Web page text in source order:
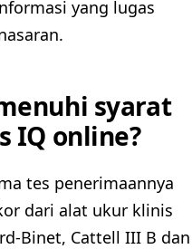
yang lugas
syarat
IQ online?
tes penerimaannya
dari alat ukur klinis
Binet, Cattell III B dan